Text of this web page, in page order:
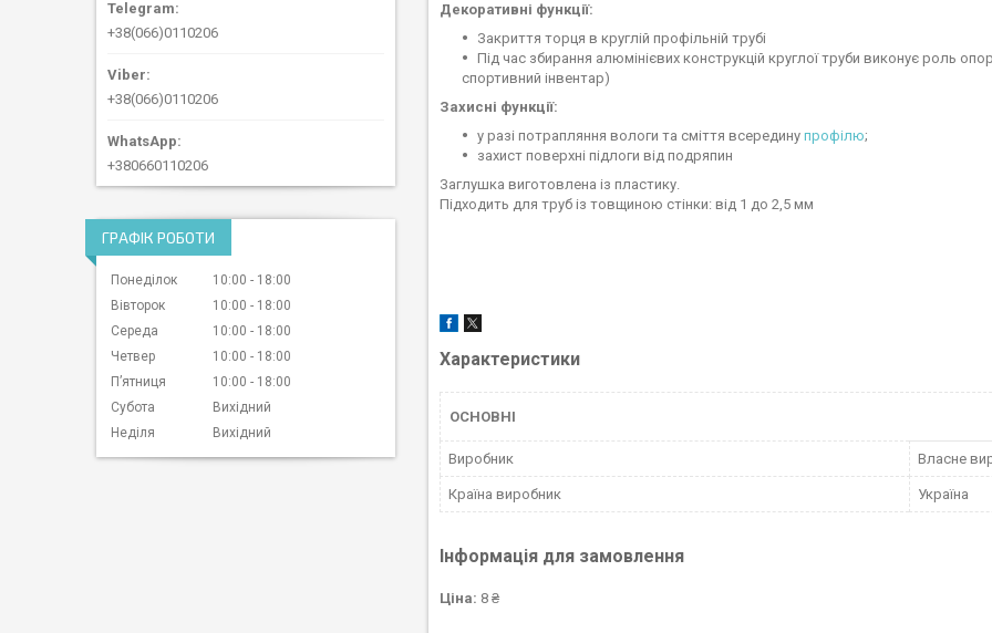
Декоративні функції:
Закриття торця в круглій профільній трубі
Під час збирання алюмінієвих конструкцій круглої труби виконує роль
спортивний інвентар)
Захисні функції:
у разі потрапляння вологи та сміття всередину профілю;
захист поверхні підлоги від подряпин
Заглушка виготовлена із пластику.
Підходить для труб із товщиною стінки: від 1 до 2,5 мм
Характеристики
ОСНОВНІ
Виробник Власне
Країна виробник Україна
Інформація для замовлення
Ціна: 8 ₴
+38(066)0110206
+38(066)0110206
+380660110206
ГРАФІК РОБОТИ
Понеділок 10:00
18:00
Вівторок
10:00
18:00
Середа
10:00
18:00
Четвер
10:00
18:00
Пʼятниця
10:00
18:00
Субота
Вихідний
Неділя
Вихідний